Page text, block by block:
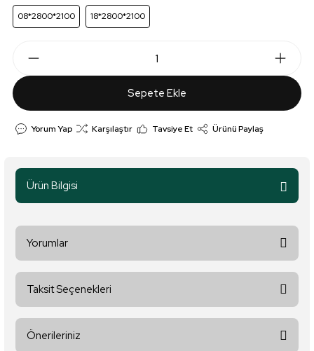
08*2800*2100 18*2800*2100
Sepete Ekle
Yorum Yap Karşılaştır Tavsiye Et Ürünü Paylaş
Ürün Bilgisi
Yorumlar
Taksit Seçenekleri
Önerileriniz